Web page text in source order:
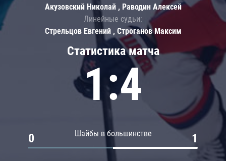
Статистика матча
1:4
Шайбы в большинстве
0 1
Акузовский Николай , Раводин Алексей
Линейные судьи:
Стрельцов Евгений , Строганов Максим